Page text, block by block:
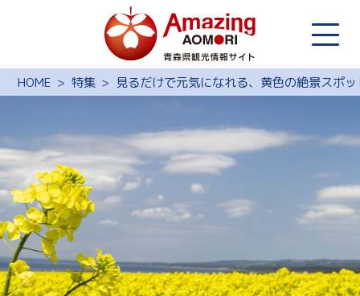
HOME 特集 見るだけで元気になれる、黄色の絶景スポッ